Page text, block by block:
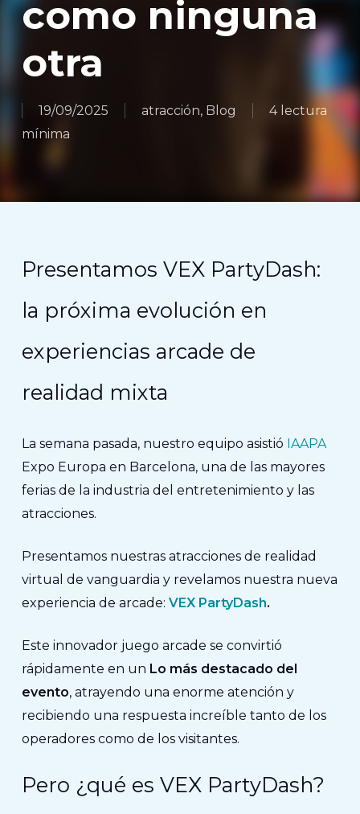
como ninguna
otra
19/09/2025 atracción, Blog
4 lectura
mínima
Presentamos VEX PartyDash:
la próxima evolución en
experiencias arcade de
realidad mixta
La semana pasada, nuestro equipo asistió IAAPA
Expo Europa en Barcelona, una de las mayores
ferias de la industria del entretenimiento y las
atracciones.
Presentamos nuestras atracciones de realidad
virtual de vanguardia y revelamos nuestra nueva
experiencia de arcade: VEX PartyDash.
Este innovador juego arcade se convirtió
rápidamente en un Lo más destacado del
evento, atrayendo una enorme atención y
recibiendo una respuesta increíble tanto de los
operadores como de los visitantes.
Pero ¿qué es VEX PartyDash?